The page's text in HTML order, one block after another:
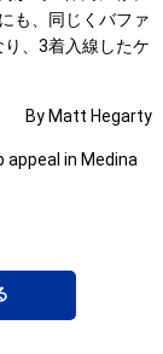
も、同じくバファ
、3着入線したケ
By Matt Hegarty
appeal in Medina